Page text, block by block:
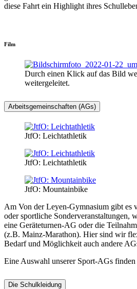
diese Fahrt ein Highlight ihres
Film
Durch einen Klick auf das Bild
weitergeleitet.
Arbeitsgemeinschaften (AGs)
JtfO: Leichtathletik
JtfO: Leichtathletik
JtfO: Mountainbike
Am Von der Leyen-Gymnasium gibt es
oder sportliche Sonderveranstaltungen,
eine Geräteturnen-AG oder die
(z.B. Mainz-Marathon). Hier sind wir
Bedarf und Möglichkeit auch andere
Eine Auswahl unserer Sport-AGs finden
Die Schulkleidung